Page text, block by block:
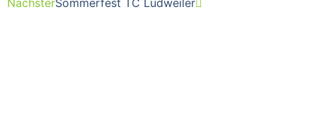
NächsterSommerfest TC Ludweiler